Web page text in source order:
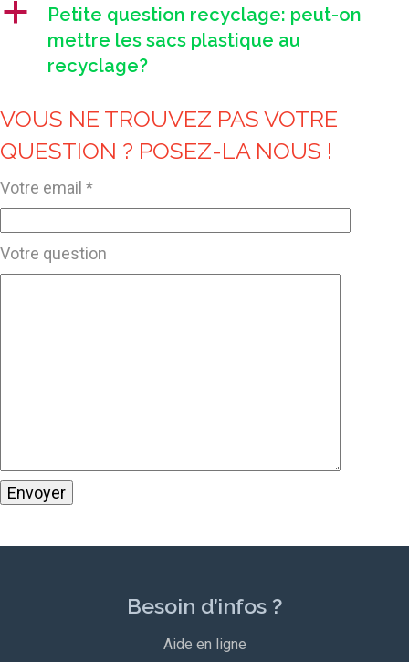
a
Petite question recyclage: peut-on
mettre les sacs plastique au
recyclage?
VOUS NE TROUVEZ PAS VOTRE
QUESTION ? POSEZ-LA NOUS !
Votre email *
Votre question
Besoin d’infos ?
Aide en ligne